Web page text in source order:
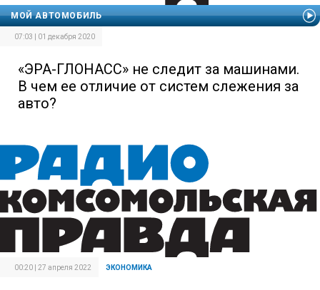
МОЙ АВТОМОБИЛЬ
07:03 | 01 декабря 2020
«ЭРА-ГЛОНАСС» не следит за машинами.
В чем ее отличие от систем слежения за
авто?
00:20 | 27 апреля 2022 ЭКОНОМИКА